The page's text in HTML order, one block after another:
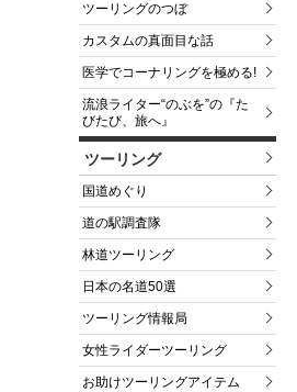
ツーリングのつぼ
カスタムの真面目な話
医学でコーナリングを極める!
流浪ライター“のぶを”の『た
びたび、旅へ』
ツーリング
国道めぐり
道の駅調査隊
林道ツーリング
日本の名道50選
ツーリング情報局
女性ライダーツーリング
お助けツーリングアイテム